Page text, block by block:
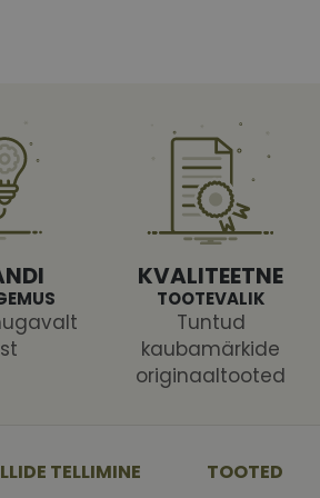
KVALITEETNE
TOOTEVALIK
Tuntud
kaubamärkide
originaaltooted
TELLIMINE TOOTED
ja juurdepääsu
Nimi
shipping_country
CookieScriptConsent
csrftoken
_ga
_gcl_au